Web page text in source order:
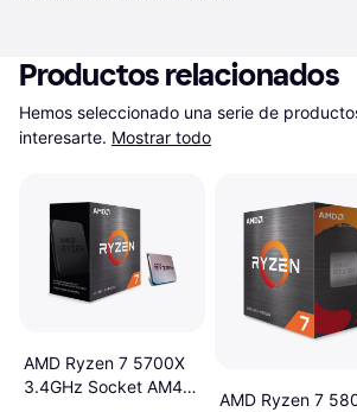
Productos relacionados
Hemos seleccionado una serie de
interesarte. Mostrar todo
AMD Ryzen 7 5700X
3.4GHz Socket AM4
AMD Ryzen 7